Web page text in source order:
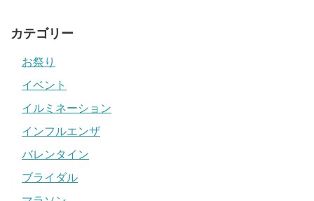
カテゴリー
お祭り
イベント
イルミネーション
インフルエンザ
バレンタイン
ブライダル